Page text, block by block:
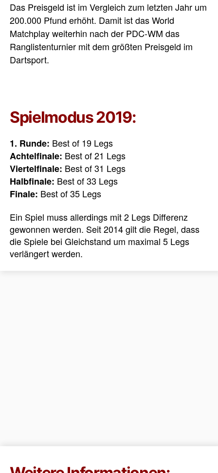
Das Preisgeld ist im Vergleich zum letzten Jahr um
200.000 Pfund erhöht. Damit ist das World
Matchplay weiterhin nach der PDC-WM das
Ranglistenturnier mit dem größten Preisgeld im
Dartsport.
Spielmodus 2019:
1. Runde: Best of 19 Legs
Achtelfinale: Best of 21 Legs
Viertelfinale: Best of 31 Legs
Halbfinale: Best of 33 Legs
Finale: Best of 35 Legs
Ein Spiel muss allerdings mit 2 Legs Differenz
gewonnen werden. Seit 2014 gilt die Regel, dass
die Spiele bei Gleichstand um maximal 5 Legs
verlängert werden.